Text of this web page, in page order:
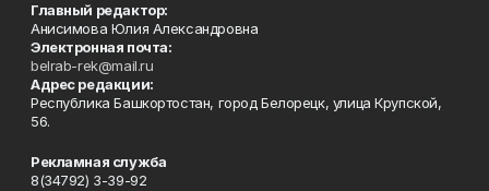
Главный редактор:
Анисимова Юлия Александровна
Электронная почта:
belrab-rek@mail.ru
Адрес редакции:
Республика Башкортостан, город Белорецк, улица Крупской,
56.
Рекламная служба
8(34792) 3-39-92